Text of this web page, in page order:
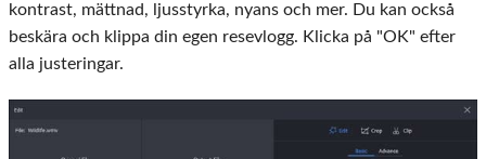
kontrast, mättnad, ljusstyrka, nyans och mer. Du kan också
beskära och klippa din egen resevlogg. Klicka på "OK" efter
alla justeringar.